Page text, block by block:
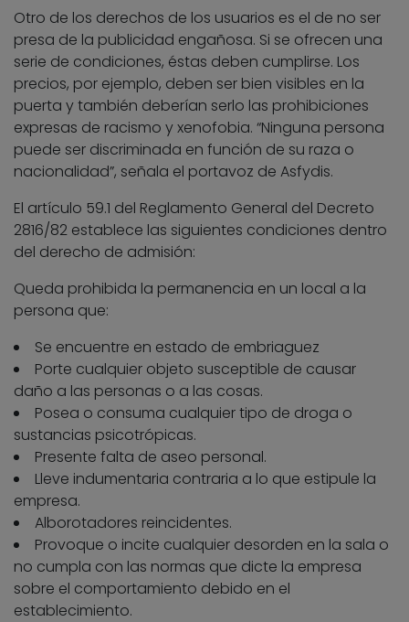
Otro de los derechos de los usuarios es el de no ser
presa de la publicidad engañosa. Si se ofrecen una
serie de condiciones, éstas deben cumplirse. Los
precios, por ejemplo, deben ser bien visibles en la
puerta y también deberían serlo las prohibiciones
expresas de racismo y xenofobia. “Ninguna persona
puede ser discriminada en función de su raza o
nacionalidad”, señala el portavoz de Asfydis.
El artículo 59.1 del Reglamento General del Decreto
2816/82 establece las siguientes condiciones dentro
del derecho de admisión:
Queda prohibida la permanencia en un local a la
persona que:
Se encuentre en estado de embriaguez
Porte cualquier objeto susceptible de causar
daño a las personas o a las cosas.
Posea o consuma cualquier tipo de droga o
sustancias psicotrópicas.
Presente falta de aseo personal.
Lleve indumentaria contraria a lo que estipule la
empresa.
Alborotadores reincidentes.
Provoque o incite cualquier desorden en la sala o
no cumpla con las normas que dicte la empresa
sobre el comportamiento debido en el
establecimiento.